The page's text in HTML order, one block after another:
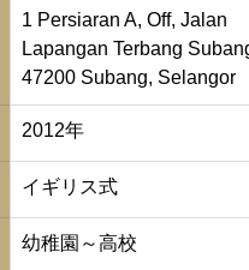
1 Persiaran A, Off, Jalan
Lapangan Terbang
47200 Subang, Selangor
2012年
イギリス式
幼稚園～高校